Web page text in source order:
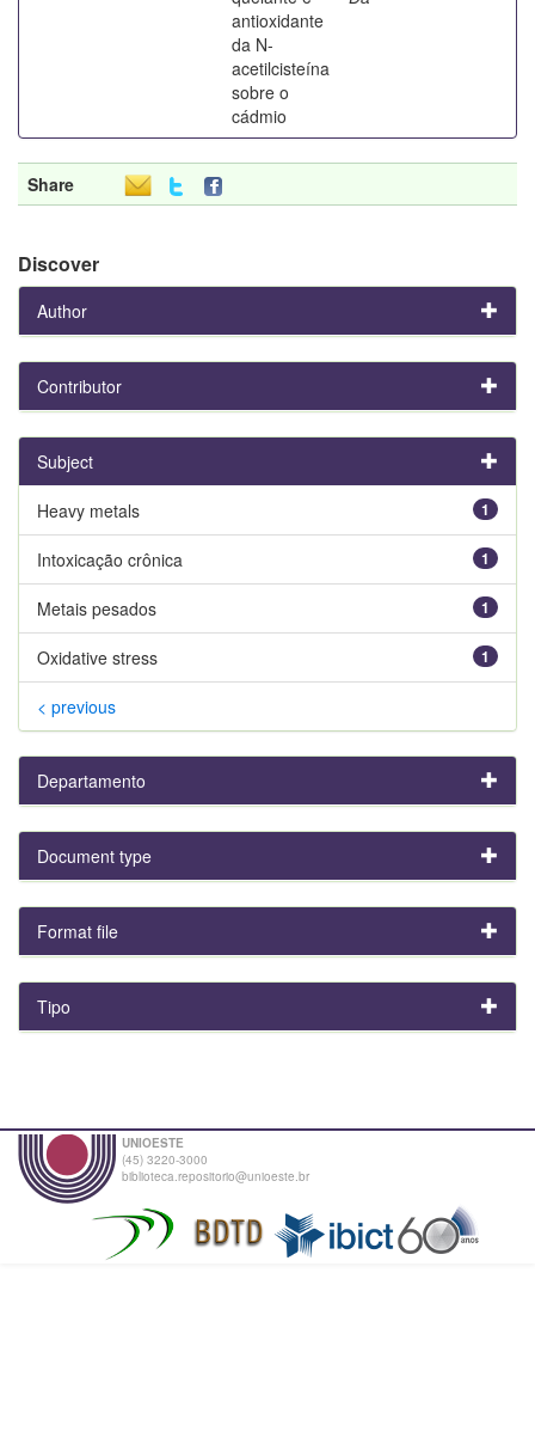
antioxidante
da N-
acetilcisteína
sobre o
cádmio
Share
Discover
Author
Contributor
Subject
1
Heavy metals
1
Intoxicação crônica
1
Metais pesados
1
Oxidative stress
< previous
Departamento
Document type
Format file
Tipo
UNIOESTE
(45) 3220-3000
biblioteca.repositorio@unioeste.br